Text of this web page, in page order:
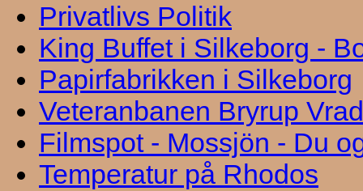
Privatlivs Politik
King Buffet i Silkeborg -
Papirfabrikken i Silkeborg
Veteranbanen Bryrup
Filmspot - Mossjön - Du
Temperatur på Rhodos